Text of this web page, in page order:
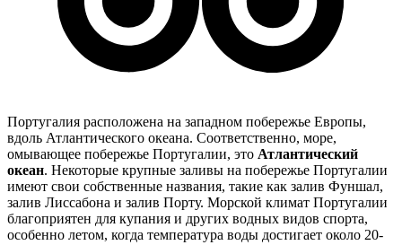
Португалия расположена на западном побережье Европы,
вдоль Атлантического океана. Соответственно, море,
омывающее побережье Португалии, это Атлантический
океан. Некоторые крупные заливы на побережье Португалии
имеют свои собственные названия, такие как залив Фуншал,
залив Лиссабона и залив Порту. Морской климат Португалии
благоприятен для купания и других водных видов спорта,
особенно летом, когда температура воды достигает около 20-